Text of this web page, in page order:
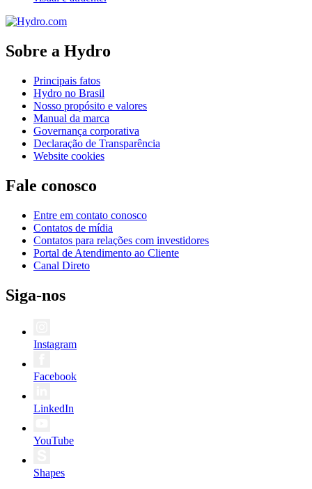
Sobre a Hydro
Principais fatos
Hydro no Brasil
Nosso propósito e valores
Manual da marca
Governança corporativa
Declaração de Transparência
Website cookies
Fale conosco
Entre em contato conosco
Contatos de mídia
Contatos para relações com investidores
Portal de Atendimento ao Cliente
Canal Direto
Siga-nos
Instagram
Facebook
LinkedIn
YouTube
Shapes